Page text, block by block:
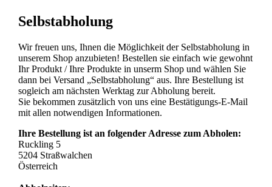
Selbstabholung
Wir freuen uns, Ihnen die Möglichkeit der Selbstabholung in
unserem Shop anzubieten! Bestellen sie einfach wie gewohnt
Ihr Produkt / Ihre Produkte in unserm Shop und wählen Sie
dann bei Versand „Selbstabholung“ aus. Ihre Bestellung ist
sogleich am nächsten Werktag zur Abholung bereit.
Sie bekommen zusätzlich von uns eine Bestätigungs-E-Mail
mit allen notwendigen Informationen.
Ihre Bestellung ist an folgender Adresse zum Abholen:
Ruckling 5
5204 Straßwalchen
Österreich